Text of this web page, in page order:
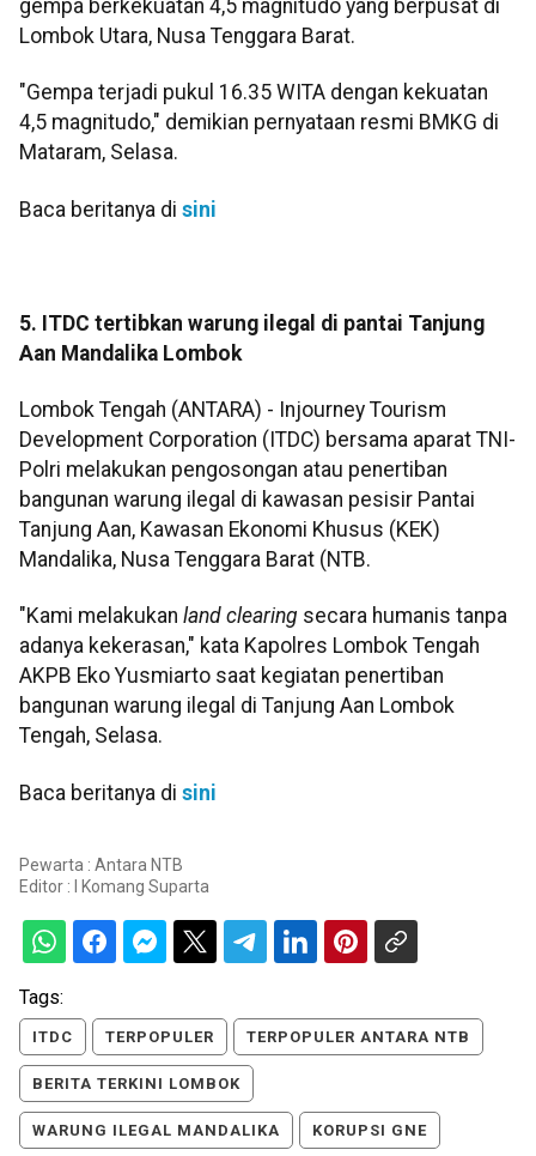
gempa berkekuatan 4,5 magnitudo yang berpusat di
Lombok Utara, Nusa Tenggara Barat.
"Gempa terjadi pukul 16.35 WITA dengan kekuatan
4,5 magnitudo," demikian pernyataan resmi BMKG di
Mataram, Selasa.
Baca beritanya di sini
5. ITDC tertibkan warung ilegal di pantai Tanjung
Aan Mandalika Lombok
Lombok Tengah (ANTARA) - Injourney Tourism
Development Corporation (ITDC) bersama aparat TNI-
Polri melakukan pengosongan atau penertiban
bangunan warung ilegal di kawasan pesisir Pantai
Tanjung Aan, Kawasan Ekonomi Khusus (KEK)
Mandalika, Nusa Tenggara Barat (NTB.
"Kami melakukan land clearing secara humanis tanpa
adanya kekerasan," kata Kapolres Lombok Tengah
AKPB Eko Yusmiarto saat kegiatan penertiban
bangunan warung ilegal di Tanjung Aan Lombok
Tengah, Selasa.
Baca beritanya di sini
Pewarta : Antara NTB
Editor :
I Komang Suparta
Tags:
ITDC TERPOPULER TERPOPULER ANTARA NTB
BERITA TERKINI LOMBOK
WARUNG ILEGAL MANDALIKA KORUPSI GNE